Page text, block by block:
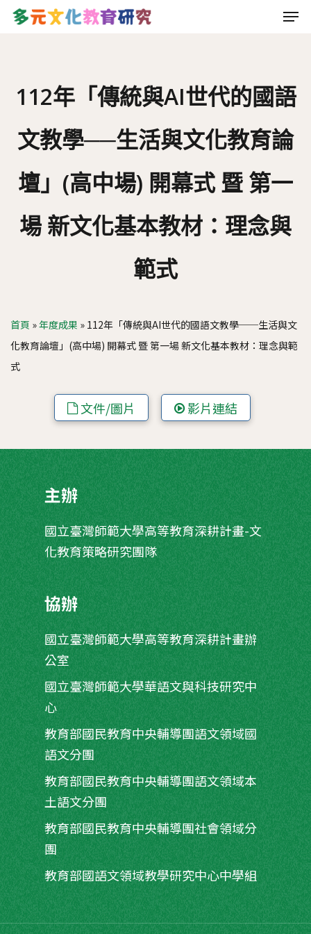
Skip
112年「傳統與AI世代的國語
文教學──生活與文化教育論
壇」(高中場) 開幕式 暨 第一
場 新文化基本教材：理念與
範式
首頁 »年度成果 » 112年「傳統與AI世代的國語文教學──生活與文
化教育論壇」(高中場) 開幕式 暨 第一場 新文化基本教材：理念與範
式
文件/圖片 影片連結
主辦
國立臺灣師範大學高等教育深耕計畫-文
化教育策略研究團隊
協辦
國立臺灣師範大學高等教育深耕計畫辦
公室
國立臺灣師範大學華語文與科技研究中
心
教育部國民教育中央輔導團語文領域國
語文分團
教育部國民教育中央輔導團語文領域本
土語文分團
教育部國民教育中央輔導團社會領域分
團
教育部國語文領域教學研究中心中學組